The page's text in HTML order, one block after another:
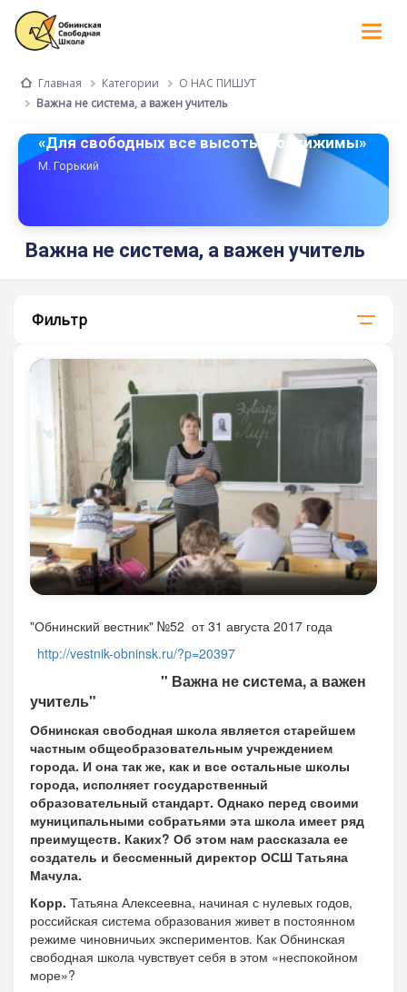
Главная Категории
О НАС ПИШУТ
Важна не система, а важен учитель
«Для свободных все высоты достижимы»
М. Горький
Важна не система, а важен учитель
Фильтр
"Обнинский вестник" №52 от 31 августа 2017 года
http://vestnik-obninsk.ru/?p=20397
" Важна не система, а важен
учитель"
Обнинская свободная школа является старейшем
частным общеобразовательным учреждением
города. И она так же, как и все остальные школы
города, исполняет государственный
образовательный стандарт. Однако перед своими
муниципальными собратьями эта школа имеет ряд
преимуществ. Каких? Об этом нам рассказала ее
создатель и бессменный директор ОСШ Татьяна
Мачула.
Корр. Татьяна Алексеевна, начиная с нулевых годов,
российская система образования живет в постоянном
режиме чиновничьих экспериментов. Как Обнинская
свободная школа чувствует себя в этом «неспокойном
море»?